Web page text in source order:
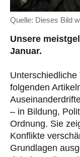
Quelle: Dieses Bild
Unsere
Januar.
folgenden
– in Bildung,
Ordnung. Sie
Konflikte
Grundlagen